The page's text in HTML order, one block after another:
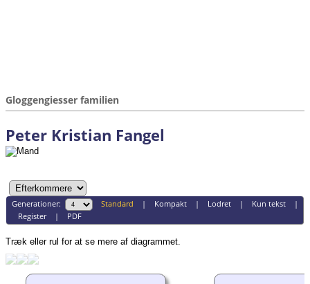
Gloggengiesser familien
Peter Kristian Fangel
Generationer: Standard | Kompakt| Lodret| Kun tekst|
Register| PDF
Træk eller rul for at se mere af diagrammet.